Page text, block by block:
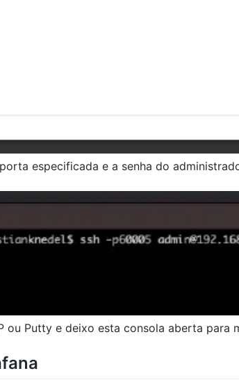
especificada e a senha do
ou Putty e deixo esta consola aberta para